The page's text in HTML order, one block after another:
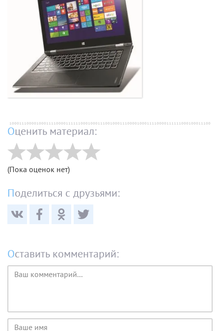
Оценить материал:
(Пока оценок нет)
Поделиться с друзьями:
Оставить комментарий:
Текст
комментария
Имя